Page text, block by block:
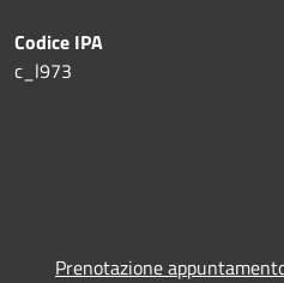
Codice IPA
c_l973
Prenotazione